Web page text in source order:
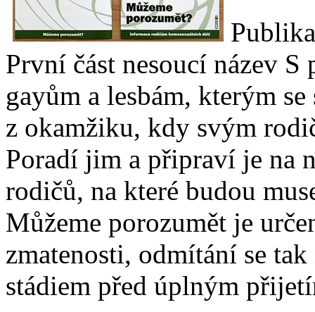
První část nesoucí název
gayům a lesbám, kterým
z okamžiku, kdy svým
Poradí jim a připraví je na
rodičů, na které budou
Můžeme porozumět je
zmatenosti, odmítání se
stádiem před úplným